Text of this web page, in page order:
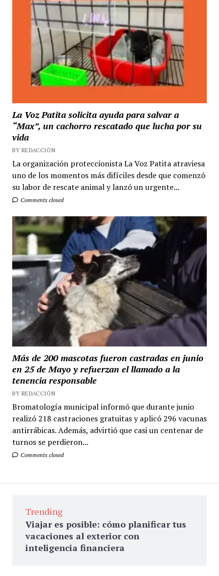
La Voz Patita solicita ayuda para salvar a
“Max”, un cachorro rescatado que lucha por su
vida
BY REDACCIÓN
La organización proteccionista La Voz Patita atraviesa
uno de los momentos más difíciles desde que comenzó
su labor de rescate animal y lanzó un urgente...
Comments closed
Más de 200 mascotas fueron castradas en junio
en 25 de Mayo y refuerzan el llamado a la
tenencia responsable
BY REDACCIÓN
Bromatología municipal informó que durante junio
realizó 218 castraciones gratuitas y aplicó 296 vacunas
antirrábicas. Además, advirtió que casi un centenar de
turnos se perdieron...
Comments closed
Trending
Viajar es posible: cómo planificar tus
vacaciones al exterior con
inteligencia financiera